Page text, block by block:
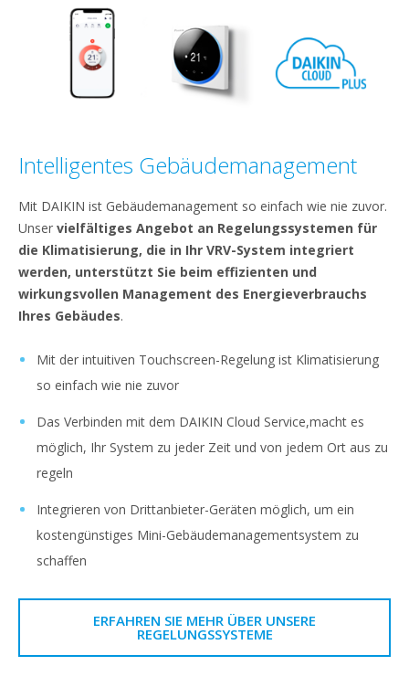
Intelligentes Gebäudemanagement
Mit DAIKIN ist Gebäudemanagement so einfach wie nie zuvor.
Unser vielfältiges Angebot an Regelungssystemen für
die Klimatisierung, die in Ihr VRV-System integriert
werden, unterstützt Sie beim effizienten und
wirkungsvollen Management des Energieverbrauchs
Ihres Gebäudes.
Mit der intuitiven Touchscreen-Regelung ist Klimatisierung
so einfach wie nie zuvor
Das Verbinden mit dem DAIKIN Cloud Service,macht es
möglich, Ihr System zu jeder Zeit und von jedem Ort aus zu
regeln
Integrieren von Drittanbieter-Geräten möglich, um ein
kostengünstiges Mini-Gebäudemanagementsystem zu
schaffen
ERFAHREN SIE MEHR ÜBER UNSERE
REGELUNGSSYSTEME